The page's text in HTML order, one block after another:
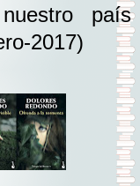
país
2017)